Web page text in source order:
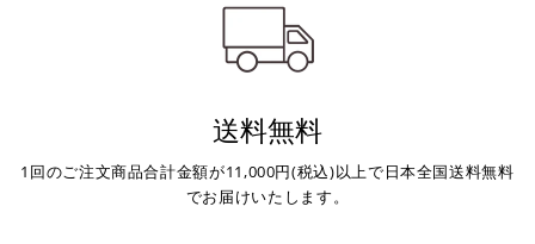
送料無料
1回のご注文商品合計金額が11,000円(税込)以上で日本全国送料無料
でお届けいたします。